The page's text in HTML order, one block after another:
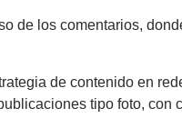
de los comentarios,
de contenido en
tipo foto, con